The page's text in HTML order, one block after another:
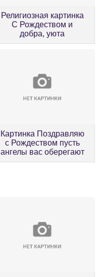
Религиозная картинка
С Рождеством и
добра, уюта
Картинка Поздравляю
с Рождеством пусть
ангелы вас оберегают